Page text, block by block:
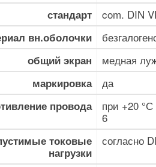
стандарт com. DIN
вн.оболочки
общий экран медная
маркировка да
провода
при +20
6
токовые
нагрузки
согласно